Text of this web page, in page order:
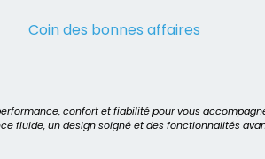
Coin des bonnes affaires
confort et fiabilité pour vous
fluide, un design soigné et des fonctionnalités